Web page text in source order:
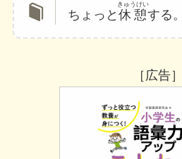
ちょっと休憩
きゅうけい
する。
［広告］